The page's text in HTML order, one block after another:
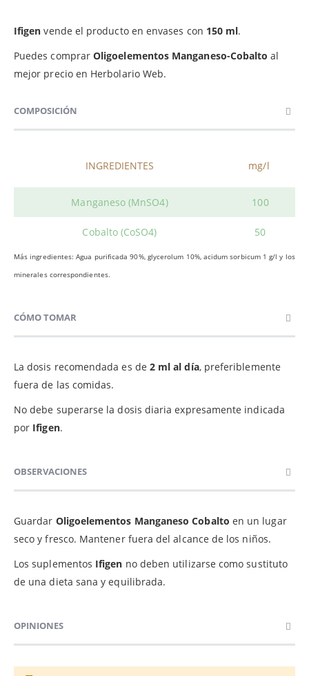
Ifigen vende el producto en envases con 150 ml.
Puedes comprarOligoelementos Manganeso-Cobalto al
mejor precio en Herbolario Web.
COMPOSICIÓN
INGREDIENTES mg/l
Manganeso (MnSO4) 100
Cobalto (CoSO4) 50
Más ingredientes: Agua purificada 90%, glycerolum 10%, acidum sorbicum 1 g/l y los
minerales correspondientes.
CÓMO TOMAR
La dosis recomendada es de 2 ml al día, preferiblemente
fuera de las comidas.
No debe superarse la dosis diaria expresamente indicada
por Ifigen.
OBSERVACIONES
Guardar Oligoelementos Manganeso Cobalto en un lugar
seco y fresco. Mantener fuera del alcance de los niños.
Los suplementos Ifigen no deben utilizarse como sustituto
de una dieta sana y equilibrada.
OPINIONES